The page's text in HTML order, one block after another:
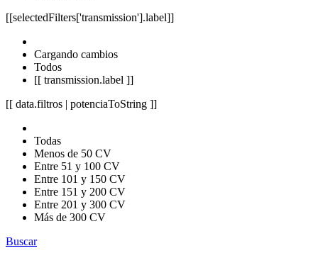
[[selectedFilters['transmission'].label]]
Cargando cambios
Todos
[[ transmission.label ]]
[[ data.filtros | potenciaToString ]]
Todas
Menos de 50 CV
Entre 51 y 100 CV
Entre 101 y 150 CV
Entre 151 y 200 CV
Entre 201 y 300 CV
Más de 300 CV
Buscar